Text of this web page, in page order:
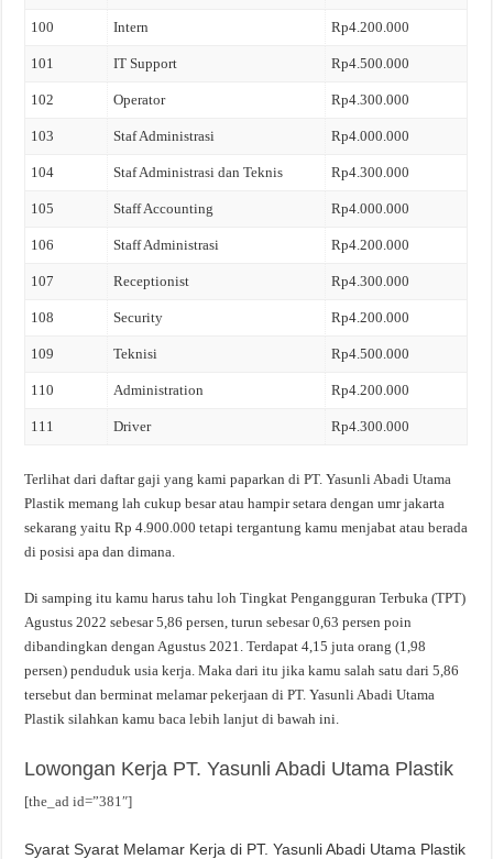
100 Intern Rp4.200.000
101 IT Support Rp4.500.000
102 Operator Rp4.300.000
103 Staf Administrasi Rp4.000.000
104 Staf Administrasi dan Teknis Rp4.300.000
105 Staff Accounting Rp4.000.000
106 Staff Administrasi Rp4.200.000
107 Receptionist Rp4.300.000
108 Security Rp4.200.000
109 Teknisi Rp4.500.000
110 Administration Rp4.200.000
111 Driver Rp4.300.000
Terlihat dari daftar gaji yang kami paparkan di PT. Yasunli Abadi Utama
Plastik memang lah cukup besar atau hampir setara dengan umr jakarta
sekarang yaitu Rp 4.900.000 tetapi tergantung kamu menjabat atau berada
di posisi apa dan dimana.
Di samping itu kamu harus tahu loh Tingkat Pengangguran Terbuka (TPT)
Agustus 2022 sebesar 5,86 persen, turun sebesar 0,63 persen poin
dibandingkan dengan Agustus 2021. Terdapat 4,15 juta orang (1,98
persen) penduduk usia kerja. Maka dari itu jika kamu salah satu dari 5,86
tersebut dan berminat melamar pekerjaan di PT. Yasunli Abadi Utama
Plastik silahkan kamu baca lebih lanjut di bawah ini.
Lowongan Kerja PT. Yasunli Abadi Utama Plastik
[the_ad id=”381″]
Syarat Syarat Melamar Kerja di PT. Yasunli Abadi Utama Plastik